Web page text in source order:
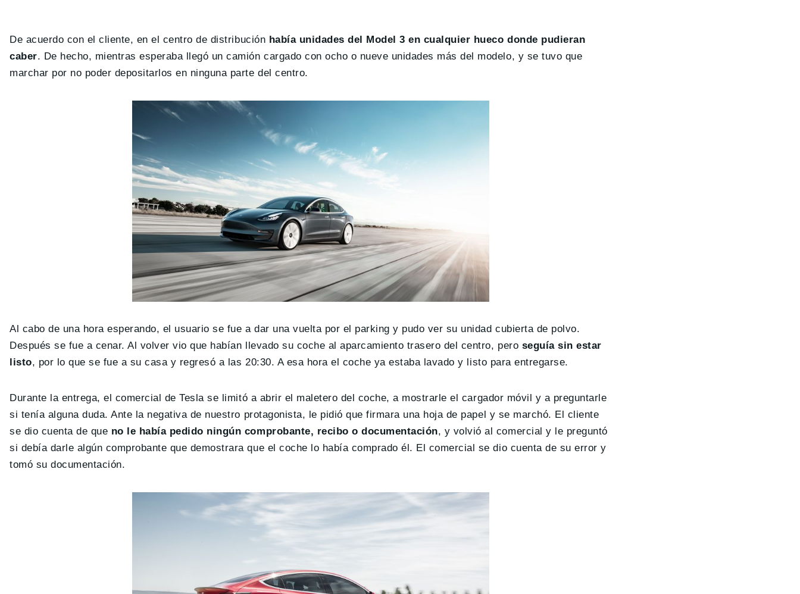
De acuerdo con el cliente, en el centro de distribución había unidades del Model 3 en cualquier hueco donde pudieran
caber. De hecho, mientras esperaba llegó un camión cargado con ocho o nueve unidades más del modelo, y se tuvo que
marchar por no poder depositarlos en ninguna parte del centro.
Al cabo de una hora esperando, el usuario se fue a dar una vuelta por el parking y pudo ver su unidad cubierta de polvo.
Después se fue a cenar. Al volver vio que habían llevado su coche al aparcamiento trasero del centro, pero seguía sin estar
listo, por lo que se fue a su casa y regresó a las 20:30. A esa hora el coche ya estaba lavado y listo para entregarse.
Durante la entrega, el comercial de Tesla se limitó a abrir el maletero del coche, a mostrarle el cargador móvil y a preguntarle
si tenía alguna duda. Ante la negativa de nuestro protagonista, le pidió que firmara una hoja de papel y se marchó. El cliente
se dio cuenta de que no le había pedido ningún comprobante, recibo o documentación, y volvió al comercial y le preguntó
si debía darle algún comprobante que demostrara que el coche lo había comprado él. El comercial se dio cuenta de su error y
tomó su documentación.